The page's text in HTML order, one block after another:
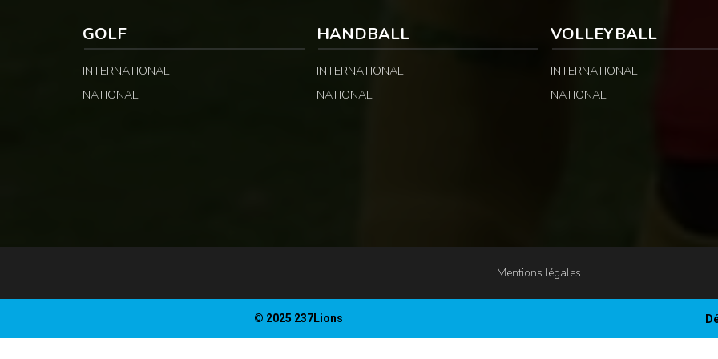
GOLF
INTERNATIONAL
NATIONAL
HANDBALL
INTERNATIONAL
NATIONAL
VOLLEYBALL
INTERNATIONAL
NATIONAL
Mentions légales
© 2025 237Lions